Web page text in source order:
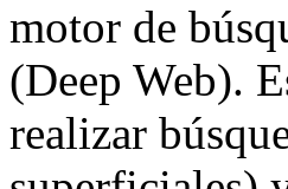
motor de
(Deep Web).
realizar